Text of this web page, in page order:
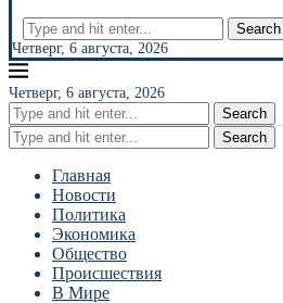
Search
Четверг, 6 августа, 2026
Четверг, 6 августа, 2026
Search
Search
Главная
Новости
Политика
Экономика
Общество
Происшествия
В Мире